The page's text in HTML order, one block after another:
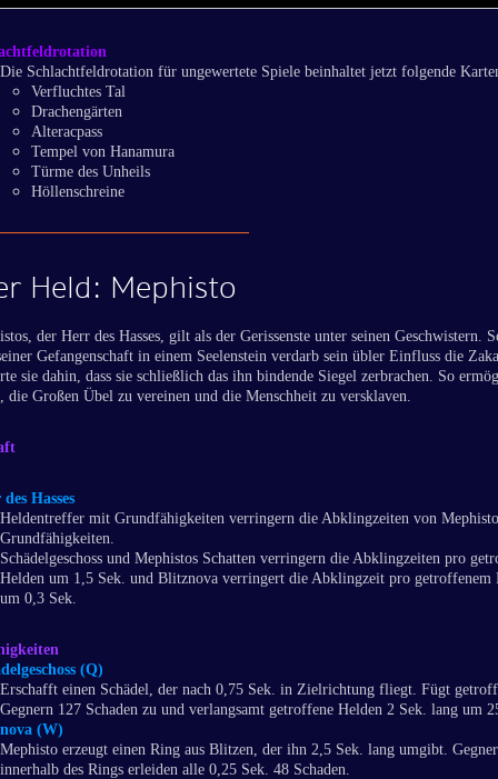
Die Schlachtfeldrotation für ungewertete Spiele beinhaltet jetzt folgende
Verfluchtes Tal
Drachengärten
Alteracpass
Tempel von Hanamura
Türme des Unheils
Höllenschreine
Held: Mephisto
der Herr des Hasses, gilt als der Gerissenste unter seinen Geschwistern.
Gefangenschaft in einem Seelenstein verdarb sein übler Einfluss die
sie dahin, dass sie schließlich das ihn bindende Siegel zerbrachen. So
die Großen Übel zu vereinen und die Menschheit zu versklaven.
Hasses
Heldentreffer mit Grundfähigkeiten verringern die Abklingzeiten von
Grundfähigkeiten.
Schädelgeschoss und Mephistos Schatten verringern die Abklingzeiten pro
Helden um 1,5 Sek. und Blitznova verringert die Abklingzeit pro getroffenem
um 0,3 Sek.
(Q)
Erschafft einen Schädel, der nach 0,75 Sek. in Zielrichtung fliegt. Fügt
Gegnern 127 Schaden zu und verlangsamt getroffene Helden 2 Sek. lang um
(W)
Mephisto erzeugt einen Ring aus Blitzen, der ihn 2,5 Sek. lang umgibt. Gegner
innerhalb des Rings erleiden alle 0,25 Sek. 48 Schaden.